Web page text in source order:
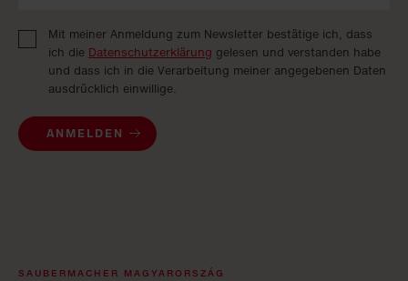
Mit meiner Anmeldung zum Newsletter bestätige ich, dass
ich die Datenschutzerklärung gelesen und verstanden habe
und dass ich in die Verarbeitung meiner angegebenen Daten
ausdrücklich einwillige.
ANMELDEN
SAUBERMACHER MAGYARORSZÁG